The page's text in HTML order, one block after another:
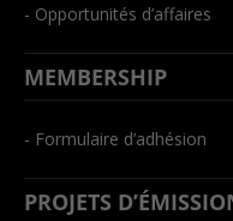
- Opportunités d’affaires
MEMBERSHIP
- Formulaire d’adhésion
PROJETS